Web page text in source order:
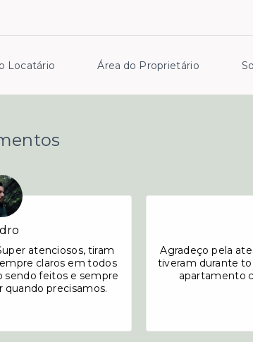
Locatário Área do Proprietário
atenciosos, tiram
claros em todos
sendo feitos e sempre
quando precisamos.
Agradeço pela
tiveram durante
apartamento